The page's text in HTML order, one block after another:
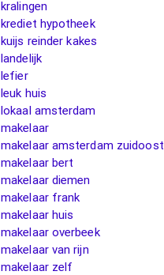
kralingen
krediet hypotheek
kuijs reinder kakes
landelijk
lefier
leuk huis
lokaal amsterdam
makelaar
makelaar amsterdam zuidoost
makelaar bert
makelaar diemen
makelaar frank
makelaar huis
makelaar overbeek
makelaar van rijn
makelaar zelf